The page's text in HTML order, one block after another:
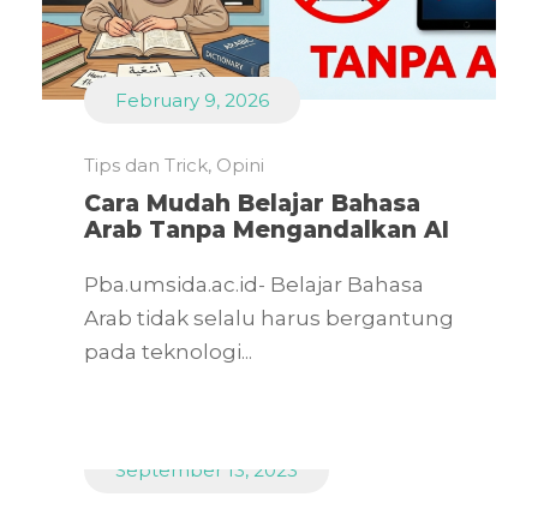
February 9, 2026
Tips dan Trick, Opini
Cara Mudah Belajar Bahasa
Arab Tanpa Mengandalkan AI
Pba.umsida.ac.id- Belajar Bahasa
Arab tidak selalu harus bergantung
pada teknologi...
September 13, 2023